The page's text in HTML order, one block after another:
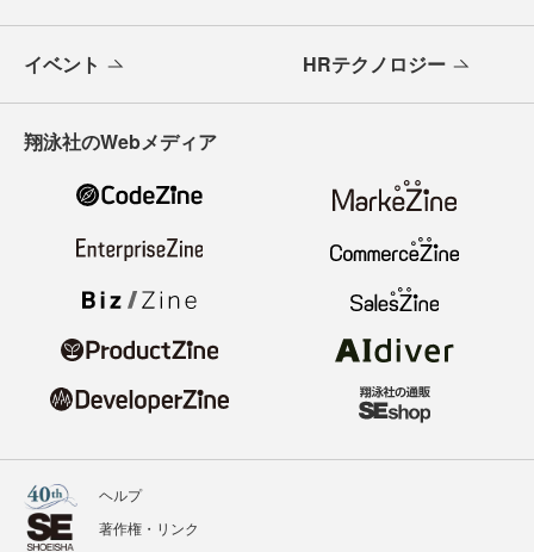
イベント HRテクノロジー
翔泳社のWebメディア
ヘルプ
著作権・リンク